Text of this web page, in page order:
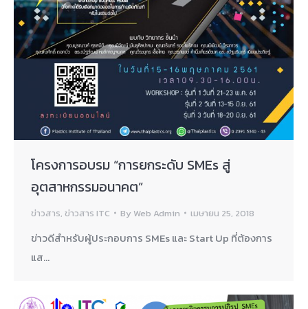
โครงการอบรม “การยกระดับ SMEs สู่
อุตสาหกรรมอนาคต”
ข่าวสาร, ข่าวสาร ITC By Web Admin เมษายน 25, 2018
ข่าวดีสำหรับผู้ประกอบการ SMEs และ Start Up ที่ต้องการ
แส…